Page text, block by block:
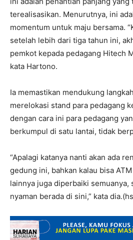
terealisasikan. Menurutnya, ini
momentum untuk maju bersama.
setelah lebih dari tiga tahun ini,
pemkot kepada pedagang Hitech
kata Hartono.
Ia memastikan mendukung
merelokasi stand para pedagang
dengan cara ini para pedagang
berkumpul di satu lantai, tidak
“Apalagi katanya nanti akan ada
gedung ini, bahkan kalau bisa
lainnya juga diperbaiki semuanya,
nyaman berada di sini,” kata